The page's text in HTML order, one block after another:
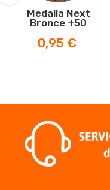
Medalla Next
Bronce +50
Precio
0,95 €